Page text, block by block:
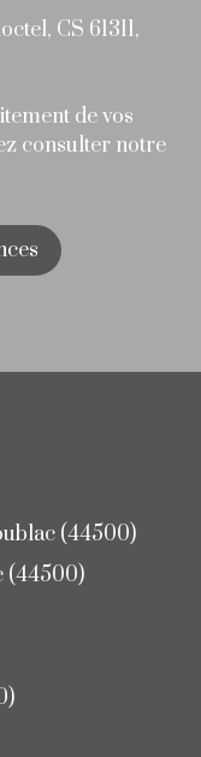
CS 61311,
de vos
consulter notre
(44500)
(44500)